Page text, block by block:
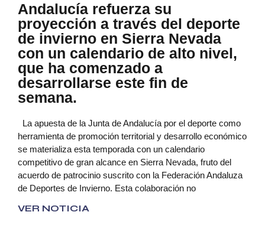
Andalucía refuerza su
proyección a través del deporte
de invierno en Sierra Nevada
con un calendario de alto nivel,
que ha comenzado a
desarrollarse este fin de
semana.
La apuesta de la Junta de Andalucía por el deporte como
herramienta de promoción territorial y desarrollo económico
se materializa esta temporada con un calendario
competitivo de gran alcance en Sierra Nevada, fruto del
acuerdo de patrocinio suscrito con la Federación Andaluza
de Deportes de Invierno. Esta colaboración no
VER NOTICIA